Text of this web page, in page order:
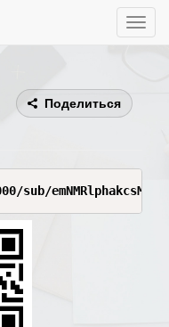
Toggle
Поделиться